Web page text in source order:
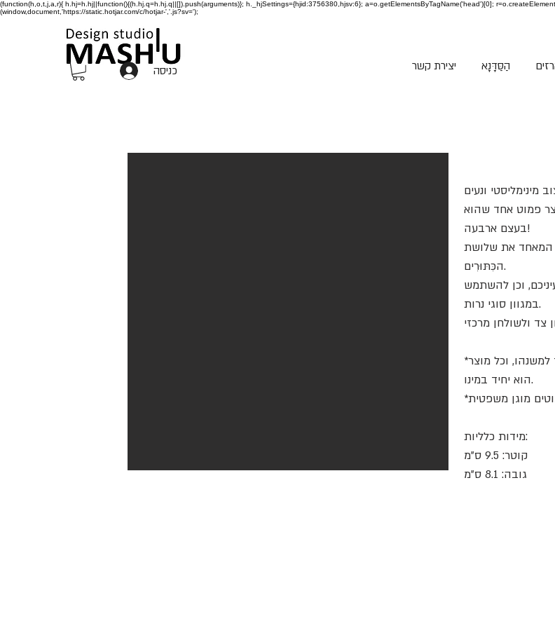
(function(h,o,t,j,a,r){ h.hj=h.hj||function(){(h.hj.q=h.hj.q||[]).push(arguments)}; h._hjSettings={hjid:3756380,hjsv:6}; a=o.getElementsByTagName('head')[0];
(window,document,'https://static.hotjar.com/c/hotjar-','.js?sv=');
כניסה הַסַּדָּנָא יצירת קשר
פמוט אחד שהוא
בעצם ארבעה!
המאחד את שלושת
הכִּתּוּרִים.
וכן להשתמש
במגוון סוגי נרות.
*מאחר והמוצר נעשה בעבודת יד, קיים שוני בין פריט אחד למשנהו, וכל מוצר
הוא יחיד במינו.
מידות כלליות:
קוטר: 9.5 ס"מ
גובה: 8.1 ס"מ